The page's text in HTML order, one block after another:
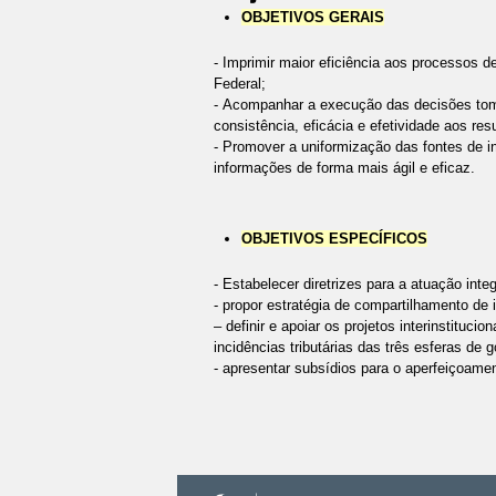
OBJETIVOS GERAIS
- Imprimir maior eficiência aos processos
Federal;
- Acompanhar a execução das decisões
consistência, eficácia e efetividade aos
- Promover a uniformização das fontes de
informações de forma mais ágil e eficaz.
OBJETIVOS ESPECÍFICOS
- Estabelecer diretrizes para a atuação
- propor estratégia de compartilhamento
– definir e apoiar os projetos
incidências tributárias das três esferas de
- apresentar subsídios para o
documento